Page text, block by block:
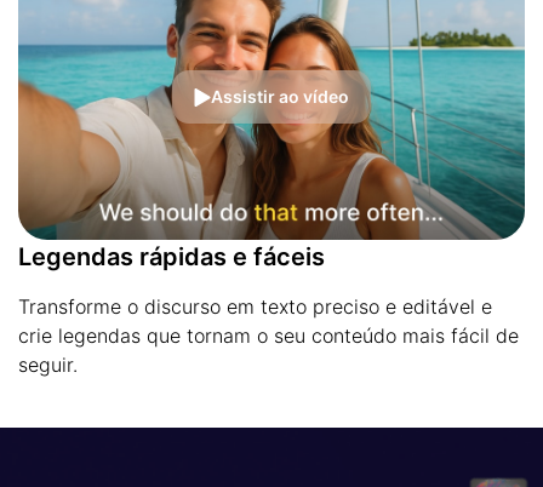
Assistir ao vídeo
Legendas rápidas e fáceis
Transforme o discurso em texto preciso e editável e
crie legendas que tornam o seu conteúdo mais fácil de
seguir.